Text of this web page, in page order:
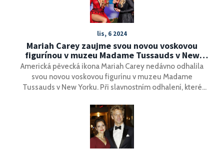
lis, 6 2024
Mariah Carey zaujme svou novou voskovou
figurínou v muzeu Madame Tussauds v New
Yorku
Americká pěvecká ikona Mariah Carey nedávno odhalila
svou novou voskovou figurínu v muzeu Madame
Tussauds v New Yorku. Při slavnostním odhalení, které
zpěvačkou a její replikou. Účast Mariah Carey na akci
zvýšila vzrušení, když tým muzea dokonale zachytil její
podobu.